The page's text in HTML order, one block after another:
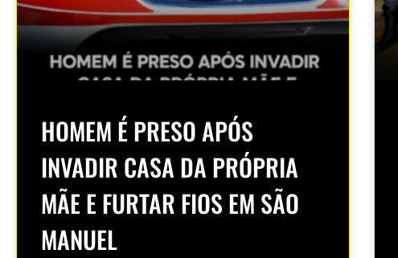
HOMEM É PRESO APÓS
INVADIR CASA DA PRÓPRIA
MÃE E FURTAR FIOS EM SÃO
MANUEL